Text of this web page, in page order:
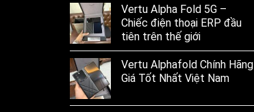
Vertu Alpha Fold 5G –
Chiếc điện thoại ERP đầu
tiên trên thế giới
Vertu Alphafold Chính Hãng
Giá Tốt Nhất Việt Nam